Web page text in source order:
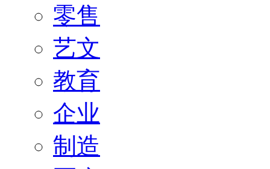
零售
艺文
教育
企业
制造